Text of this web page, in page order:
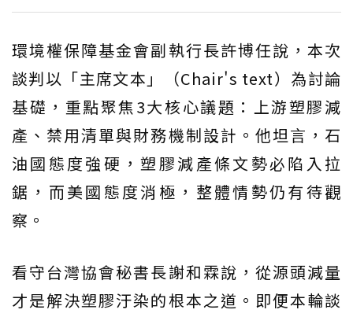
環境權保障基金會副執行長許博任說，本次
談判以「主席文本」（Chair's text）為討論
基礎，重點聚焦3大核心議題：上游塑膠減
產、禁用清單與財務機制設計。他坦言，石
油國態度強硬，塑膠減產條文勢必陷入拉
鋸，而美國態度消極，整體情勢仍有待觀
察。
看守台灣協會秘書長謝和霖說，從源頭減量
才是解決塑膠汙染的根本之道。即便本輪談